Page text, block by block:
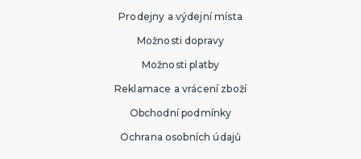
Prodejny a výdejní místa
Možnosti dopravy
Možnosti platby
Reklamace a vrácení zboží
Obchodní podmínky
Ochrana osobních údajů